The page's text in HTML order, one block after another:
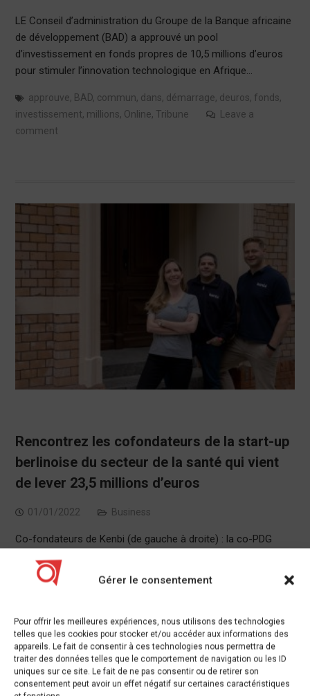
Gérer le consentement
Pour offrir les meilleures expériences, nous utilisons des technologies
telles que les cookies pour stocker et/ou accéder aux informations des
appareils. Le fait de consentir à ces technologies nous permettra de
traiter des données telles que le comportement de navigation ou les ID
uniques sur ce site. Le fait de ne pas consentir ou de retirer son
consentement peut avoir un effet négatif sur certaines caractéristiques
LE Conseil d’administration du Groupe de la Banque africaine
de développement (BAD) a approuvé un pool
d’investissement en fonds propres de 10,5 millions d’euros
pour stimuler l’innovation technologique en Afrique…
approuve, BAD, commun, dans, démarrage, deuros, fonds,
investissement, millions, Online, Tribune
Leave a
comment
Rencontrez les cofondateurs de la start-up
berlinoise du secteur de la santé qui vient
de lever 23,5 millions d’euros
01/01/2022 Business
Co-fondateurs de Kenbi (de gauche à droite) : la co-PDG
Raemy Kenbi En 2011, Clemens Raemy, d’origine suisse, et
Katrin Alberding, d’origine…
berlinoise cofondateurs ,lever millions qui
Rencontrez ,santé, secteur,startup, vient
Leave a
comment